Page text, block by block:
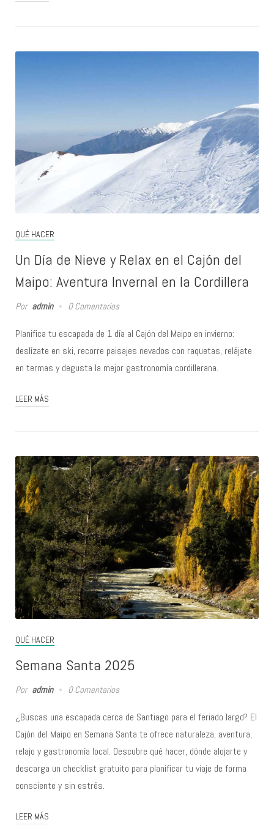
QUÉ HACER
Un Día de Nieve y Relax en el Cajón del
Maipo: Aventura Invernal en la Cordillera
Por admin 0 Comentarios
Planifica tu escapada de 1 día al Cajón del Maipo en invierno:
deslízate en ski, recorre paisajes nevados con raquetas, relájate
en termas y degusta la mejor gastronomía cordillerana.
LEER MÁS
QUÉ HACER
Semana Santa 2025
Por admin 0 Comentarios
¿Buscas una escapada cerca de Santiago para el feriado largo? El
Cajón del Maipo en Semana Santa te ofrece naturaleza, aventura,
relajo y gastronomía local. Descubre qué hacer, dónde alojarte y
descarga un checklist gratuito para planificar tu viaje de forma
consciente y sin estrés.
LEER MÁS